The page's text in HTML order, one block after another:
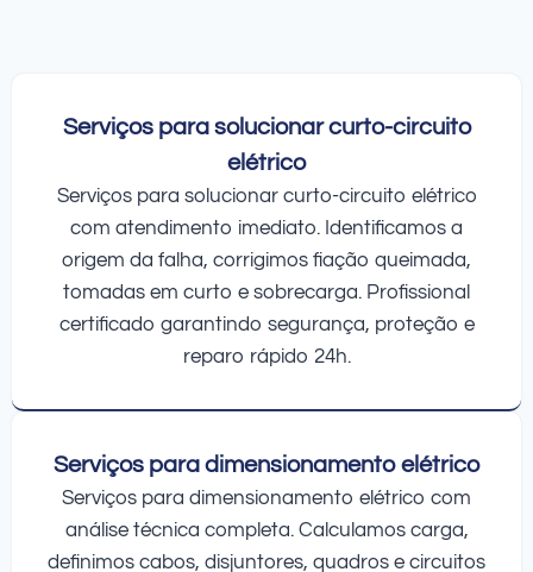
Serviços para solucionar curto-circuito
elétrico
Serviços para solucionar curto-circuito elétrico
com atendimento imediato. Identificamos a
origem da falha, corrigimos fiação queimada,
tomadas em curto e sobrecarga. Profissional
certificado garantindo segurança, proteção e
reparo rápido 24h.
Serviços para dimensionamento elétrico
Serviços para dimensionamento elétrico com
análise técnica completa. Calculamos carga,
definimos cabos, disjuntores, quadros e circuitos